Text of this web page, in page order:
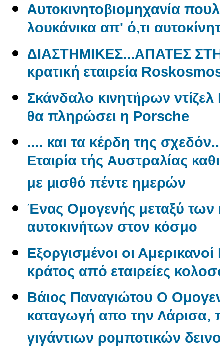
Aυτοκινητοβιομηχανία
λουκάνικα απ' ό,τι
ΔΙΑΣΤΗΜΙΚΕΣ...ΑΠΑΤΕΣ
κρατική εταιρεία
Σκάνδαλο κινητήρων
θα πληρώσει η Porsche
.... και τα κέρδη της
Εταιρία τής Aυστραλίας
με μισθό πέντε ημερών
Ένας Oμογενής μεταξύ
αυτοκινήτων στον κόσμο
Εξοργισμένοι οι
κράτος από εταιρείες
Βάιος Παναγιώτου O
καταγωγή απο την Λάρισα,
γιγάντιων ρομποτικών